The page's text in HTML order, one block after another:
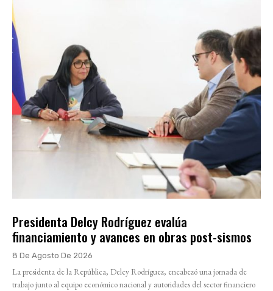
Presidenta Delcy Rodríguez evalúa
financiamiento y avances en obras post-sismos
8 De Agosto De 2026
La presidenta de la República, Delcy Rodríguez, encabezó una jornada de
trabajo junto al equipo económico nacional y autoridades del sector financiero